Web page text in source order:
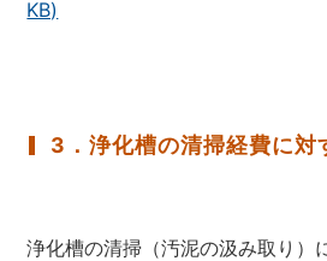
KB)
3．浄化槽の清掃経費に対
浄化槽の清掃（汚泥の汲み取り）